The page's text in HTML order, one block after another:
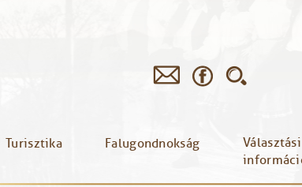
Turisztika Falugondnokság
Választási